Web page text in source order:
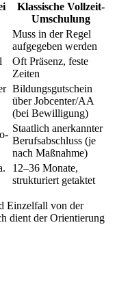
Klassische Vollzeit-
Umschulung
Muss in der Regel
aufgegeben werden
Oft Präsenz, feste
Zeiten
Bildungsgutschein
über Jobcenter/AA
(bei Bewilligung)
Staatlich anerkannter
Berufsabschluss (je
nach Maßnahme)
12–36 Monate,
strukturiert getaktet
Einzelfall von der
dient der Orientierung